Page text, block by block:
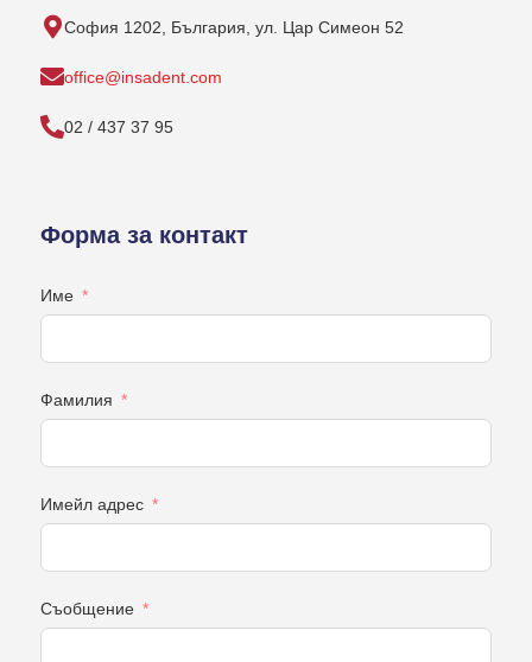
София 1202, България, ул. Цар Симеон 52
office@insadent.com
02 / 437 37 95
Форма за контакт
Име
Фамилия
Имейл адрес
Съобщение